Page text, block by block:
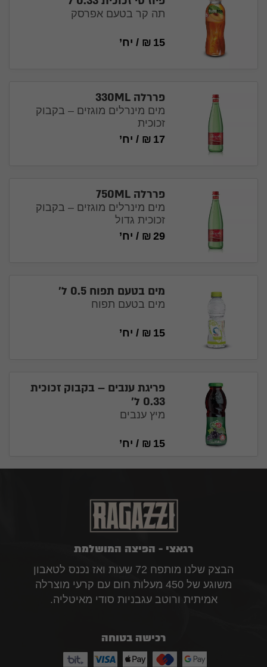
תה קר בטעם אפרסק
15
₪
/ יח’
פררלה 330ML
מים מינרלים מוגזים – בקבוק
זכוכית
17
₪
/ יח’
פררלה 750ML
מים מינרלים מוגזים – בקבוק
זכוכית גדול
29
₪
/ יח’
מים בטעם תפוח 0.5 ל׳
מים בטעם תפוח
15
₪
/ יח’
פריגת ענבים – בקבוק זכוכית
0.33 ל׳
מיץ ענבים
15
₪
/ יח’
רגאצי - הפיצה המושלמת
הבצק שלנו מותפח 72 שעות ואז נכנס לטאבון
משוגע של 450 מעלות חום עם קרעי מוצרלה
אמיתית ורוטב עגבניות סודי מאיטליה.
רכישה בטוחה